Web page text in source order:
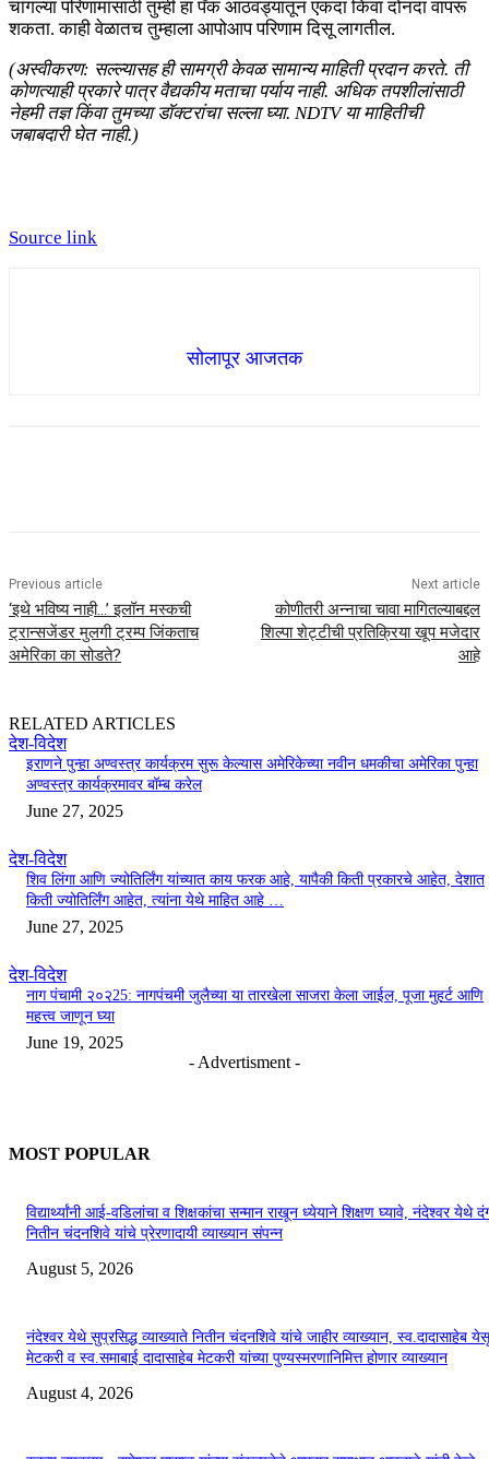
चांगल्या परिणामांसाठी तुम्ही हा पॅक आठवड्यातून एकदा किंवा दोनदा वापरू
शकता. काही वेळातच तुम्हाला आपोआप परिणाम दिसू लागतील.
(अस्वीकरण: सल्ल्यासह ही सामग्री केवळ सामान्य माहिती प्रदान करते. ती
कोणत्याही प्रकारे पात्र वैद्यकीय मताचा पर्याय नाही. अधिक तपशीलांसाठी
नेहमी तज्ञ किंवा तुमच्या डॉक्टरांचा सल्ला घ्या. NDTV या माहितीची
जबाबदारी घेत नाही.)
Source link
सोलापूर आजतक
Previous article
‘इथे भविष्य नाही…’ इलॉन मस्कची
ट्रान्सजेंडर मुलगी ट्रम्प जिंकताच
अमेरिका का सोडते?
Next article
कोणीतरी अन्नाचा चावा मागितल्याबद्दल
शिल्पा शेट्टीची प्रतिक्रिया खूप मजेदार
आहे
RELATED ARTICLES
देश-विदेश
इराणने पुन्हा अण्वस्त्र कार्यक्रम सुरू केल्यास अमेरिकेच्या नवीन धमकीचा अमेरिका पुन्हा
अण्वस्त्र कार्यक्रमावर बॉम्ब करेल
June 27, 2025
देश-विदेश
शिव लिंगा आणि ज्योतिर्लिंग यांच्यात काय फरक आहे, यापैकी किती प्रकारचे आहेत, देशात
किती ज्योतिर्लिंग आहेत, त्यांना येथे माहित आहे …
June 27, 2025
देश-विदेश
नाग पंचामी २०२25: नागपंचमी जुलैच्या या तारखेला साजरा केला जाईल, पूजा मुहर्ट आणि
महत्त्व जाणून घ्या
June 19, 2025
- Advertisment -
MOST POPULAR
विद्यार्थ्यांनी आई-वडिलांचा व शिक्षकांचा सन्मान राखून ध्येयाने शिक्षण घ्यावे, नंदेश्वर येथे
नितीन चंदनशिवे यांचे प्रेरणादायी व्याख्यान संपन्न
August 5, 2026
नंदेश्वर येथे सुप्रसिद्ध व्याख्याते नितीन चंदनशिवे यांचे जाहीर व्याख्यान, स्व.दादासाहेब येसू
मेटकरी व स्व.समाबाई दादासाहेब मेटकरी यांच्या पुण्यस्मरणानिमित्त होणार व्याख्यान
August 4, 2026